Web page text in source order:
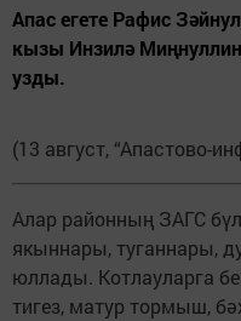
Апас егете Рафис
кызы Инзилә
узды.
(13 август, “Апастово-
Алар районның ЗАГС
якыннары, туганнары,
юллады. Котлауларга
тигез, матур тормыш,